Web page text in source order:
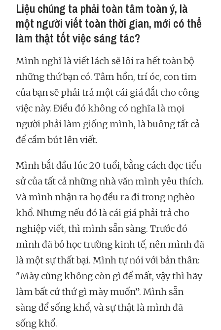
Liệu chúng ta phải toàn tâm toàn ý, là
một người viết toàn thời gian, mới có thể
làm thật tốt việc sáng tác?
Mình nghĩ là viết lách sẽ lôi ra hết toàn bộ
những thứ bạn có. Tâm hồn, trí óc, con tim
của bạn sẽ phải trả một cái giá đắt cho công
việc này. Điều đó không có nghĩa là mọi
người phải làm giống mình, là buông tất cả
để cầm bút lên viết.
Mình bắt đầu lúc 20 tuổi, bằng cách đọc tiểu
sử của tất cả những nhà văn mình yêu thích.
Và mình nhận ra họ đều ra đi trong nghèo
khổ. Nhưng nếu đó là cái giá phải trả cho
nghiệp viết, thì mình sẵn sàng. Trước đó
mình đã bỏ học trường kinh tế, nên mình đã
là một sự thất bại. Mình tự nói với bản thân:
"Mày cũng không còn gì để mất, vậy thì hãy
làm bất cứ thứ gì mày muốn”. Mình sẵn
sàng để sống khổ, và sự thật là mình đã
sống khổ.